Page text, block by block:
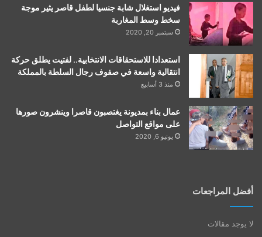
فيديو استغلال شابة جنسيا لطفل قاصر يثير موجة
سخط وسط المغاربة
سبتمبر 20, 2020
استعدادا للاستحقاقات الانتخابية.. لفتيت يطلق حركة
انتقالية واسعة في صفوف رجال السلطة بالمملكة
منذ 3 أسابيع
عمال بناء بمديونة يغتصبون قاصرا وينشرون صورها
على مواقع التواصل
يونيو 6, 2020
أفضل المراجعات
لا يوجد مقالات